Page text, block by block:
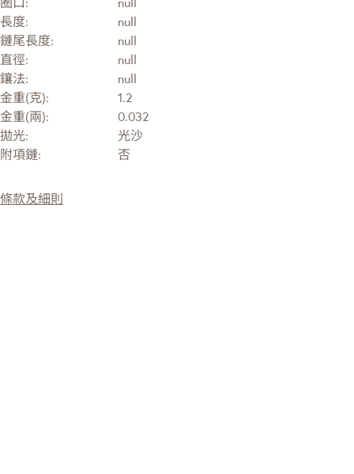
長度:
null
鏈尾長度:
null
直徑:
null
鑲法:
null
金重(克):
1.2
金重(兩):
0.032
拋光:
光沙
附項鏈:
否
條款及細則